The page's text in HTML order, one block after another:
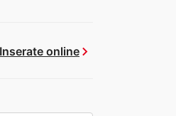
onlinechevron_right